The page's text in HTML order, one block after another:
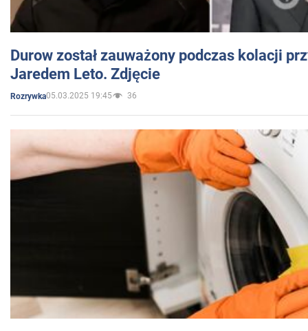
Durow został zauważony podczas kolacji
Jaredem Leto. Zdjęcie
Rozrywka05.03.2025 19:45 36